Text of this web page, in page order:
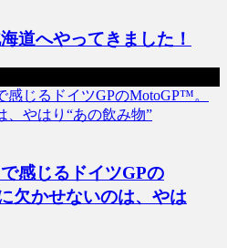
道へやってきました！
感じるドイツGPの
欠かせないのは、やは